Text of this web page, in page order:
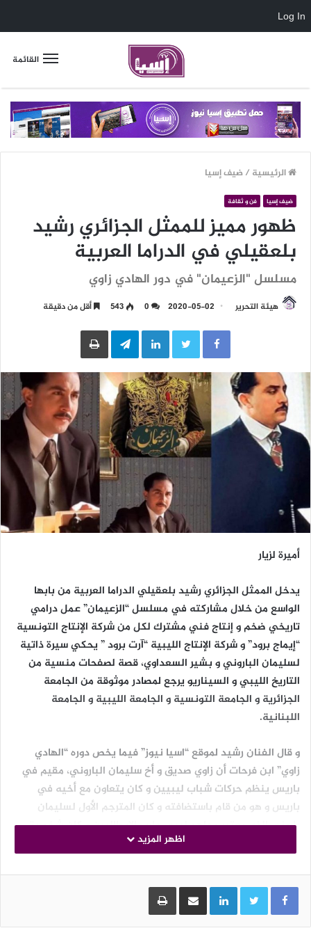
القائمة
الرئيسية /ضيف إسيا
ضيف إسيا فن و ثقافة
ظهور مميز للممثل الجزائري رشيد
بلعقيلي في الدراما العربية
مسلسل "الزعيمان" في دور الهادي زاوي
هيئة التحرير 2020-05-02
543 أقل من دقيقة
LinkedIn
Telegramطباعة
أميرة لزيار
يدخل الممثل الجزائري رشيد بلعقيلي الدراما العربية من بابها
الواسع من خلال مشاركته في مسلسل “الزعيمان” عمل درامي
تاريخي ضخم و إنتاج فني مشترك لكل من شركة الإنتاج التونسية
“إيماج برود” و شركة الإنتاج الليبية “آرت برود ” يحكي سيرة ذاتية
لسليمان الباروني و بشير السعداوي، قصة لصفحات منسية من
التاريخ الليبي و السيناريو يرجع لمصادر موثوقة من الجامعة
الجزائرية و الجامعة التونسية و الجامعة الليبية و الجامعة
اللبنانية.
و قال الفنان رشيد لموقع “اسيا نيوز” فيما يخص دوره “الهادي
زاوي” ابن فرحات أن زاوي صديق و أخ سليمان الباروني، مقيم في
باريس ينظم حركات شباب ليبيين و كان يتعاون مع أخيه في
باريس و هو من قام باستضافته و كان المترجم الأول لسليمان
باروني الذي يعتبر مجاهد ليبي حارب الإيطاليين و كان شخصية
سياسية و أعلن أول جمهورية في العالم العربي تحت اسم
و صرح فيما يميز العمل الدرامي التاريخي الرقعة الجغرافية رد
الاعتبار لبلد عربي هي ليبيا و إنقاذها من الحرب و من الظروف
اظهر المزيد
LinkedInمشاركة عبر البريد طباعة
Log In